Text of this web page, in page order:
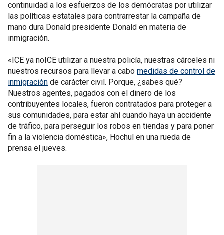
continuidad a los esfuerzos de los demócratas por utilizar
las políticas estatales para contrarrestar la campaña de
mano dura Donald presidente Donald en materia de
inmigración.
«ICE ya noICE utilizar a nuestra policía, nuestras cárceles ni
nuestros recursos para llevar a cabo medidas de control de
inmigración de carácter civil. Porque, ¿sabes qué?
Nuestros agentes, pagados con el dinero de los
contribuyentes locales, fueron contratados para proteger a
sus comunidades, para estar ahí cuando haya un accidente
de tráfico, para perseguir los robos en tiendas y para poner
fin a la violencia doméstica», Hochul en una rueda de
prensa el jueves.